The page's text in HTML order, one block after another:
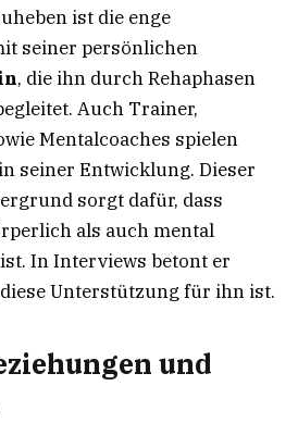
ist die enge
seiner persönlichen
, die ihn durch Rehaphasen
Auch Trainer,
Mentalcoaches spielen
seiner Entwicklung. Dieser
sorgt dafür, dass
als auch mental
In Interviews betont er
Unterstützung für ihn ist.
und